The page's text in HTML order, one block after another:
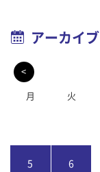
アーカイブ
<
月 火
5 6